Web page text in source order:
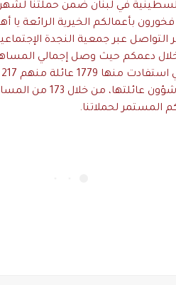
في لبنان ضمن حملتنا لشهر
بأعمالكم الخيرية الرائعة يا
عبر جمعية النجدة
رعاية شؤونها وشؤون
المستمر لحملاتنا.